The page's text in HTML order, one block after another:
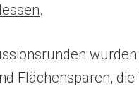
.
Flächensparen,